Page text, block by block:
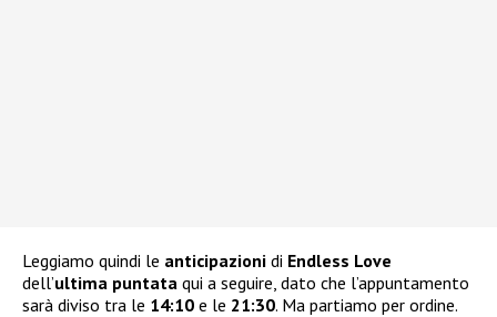
Leggiamo quindi le anticipazioni di Endless Love
dell’ultima puntata qui a seguire, dato che l’appuntamento
sarà diviso tra le 14:10 e le 21:30. Ma partiamo per ordine.